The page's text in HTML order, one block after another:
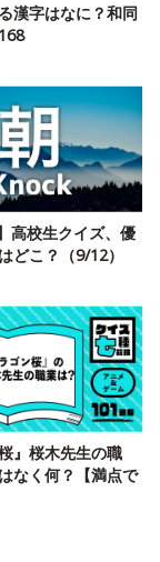
漢字はなに？和同
高校生クイズ、優
どこ？（9/12）
』桜木先生の職
なく何？【満点で